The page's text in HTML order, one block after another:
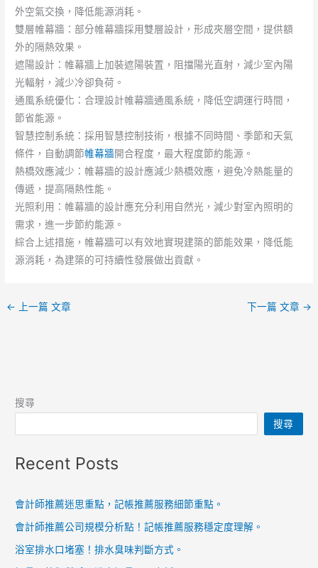
外空氣交換，降低能源消耗。
雙層帷幕牆：部分帷幕牆採用雙層設計，形成夾層空間，提供額
外的隔熱效果。
遮陽設計：帷幕牆上加裝遮陽裝置，阻擋陽光直射，減少室內陽
光輻射，減少冷卻負荷。
通風系統優化：合理設計帷幕牆通風系統，降低空調運行時間，
節省能源。
智慧控制系統：採用智慧控制技術，根據不同時間、季節和天氣
條件，自動調節帷幕牆開合程度，最大程度節約能源。
熱橋效應減少：帷幕牆的設計應減少熱橋效應，避免冷熱能量的
傳遞，提高隔熱性能。
光照利用：帷幕牆的設計應充分利用自然光，減少對室內照明的
需求，進一步節約能源。
綜合上述措施，帷幕牆可以有效地實現建築的節能效果，降低能
源消耗，為建築的可持續性發展做出貢獻。
← 上一篇 文章 下一篇 文章 →
搜尋
搜尋
Recent Posts
會計師推薦迷思重點，記帳推薦服務細節重點。
會計師推薦公司規模分析點！記帳推薦服務穩定度理解。
浴室排水口堵塞！排水臭味判斷方式。